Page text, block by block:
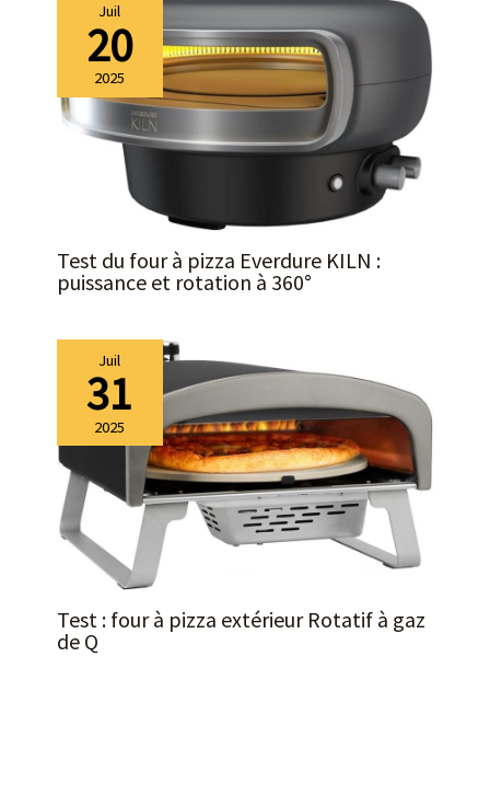
Juil
20
2025
Test du four à pizza Everdure KILN :
puissance et rotation à 360°
Juil
31
2025
Test : four à pizza extérieur Rotatif à gaz
de Q